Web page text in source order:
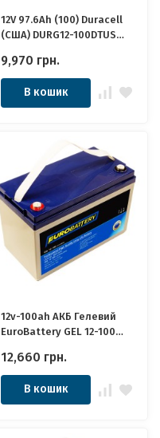
12V 97.6Ah (100) Duracell
(США) DURG12-100DTUS
для Котла, ДБЖ,
Інвертора, панелей
сонячних
9,970 грн.
В кошик
12v-100ah АКБ Гелевий
EuroBattery GEL 12-100
ідеально для Котла,
Інвертора, ДБЖ, Панелей
Сонячних
12,660 грн.
В кошик